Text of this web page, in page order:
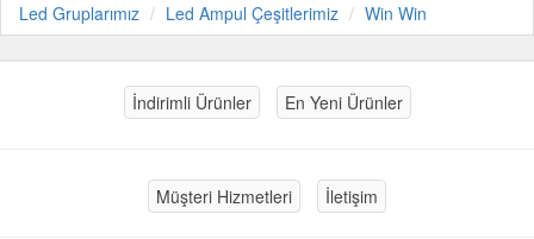
Led Gruplarımız Led Ampul Çeşitlerimiz Win Win
İndirimli Ürünler En Yeni Ürünler
Müşteri Hizmetleri İletişim